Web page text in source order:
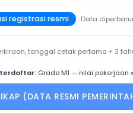
registrasi resmi Data
tanggal cetak pertama + 3
terdaftar: Grade M1 — nilai pekerjaan
(DATA RESMI